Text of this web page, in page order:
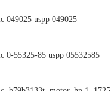
049025 uspp 049025
0-55325-85 uspp 05532585